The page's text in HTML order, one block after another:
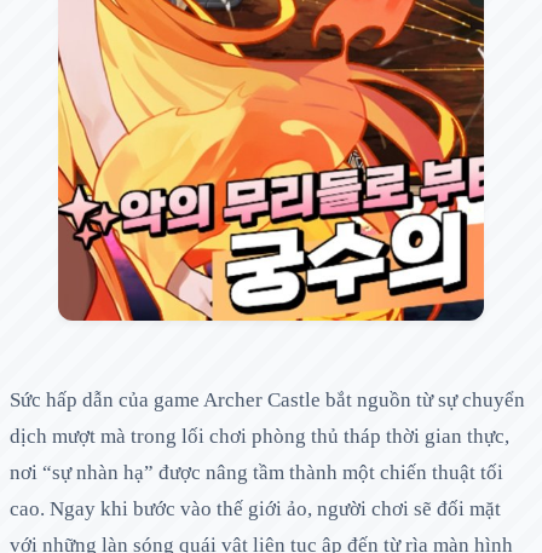
Sức hấp dẫn của game Archer Castle bắt nguồn từ sự chuyển
dịch mượt mà trong lối chơi phòng thủ tháp thời gian thực,
nơi “sự nhàn hạ” được nâng tầm thành một chiến thuật tối
cao. Ngay khi bước vào thế giới ảo, người chơi sẽ đối mặt
với những làn sóng quái vật liên tục ập đến từ rìa màn hình